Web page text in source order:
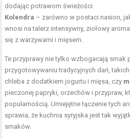
dodając potrawom świeżości.
Kolendra – zarówno w postaci nasion,
wnosi na talerz intensywny, ziołowy
się z warzywami i mięsem.
Te przyprawy nie tylko wzbogacają smak
przygotowywaniu tradycyjnych dań,
chleba z dodatkiem jogurtu i mięsa, czy
pieczonej papryki, orzechów i przypraw,
popularnością. Umiejętne łączenie tych
sprawia, że kuchnia syryjska jest tak
smaków.